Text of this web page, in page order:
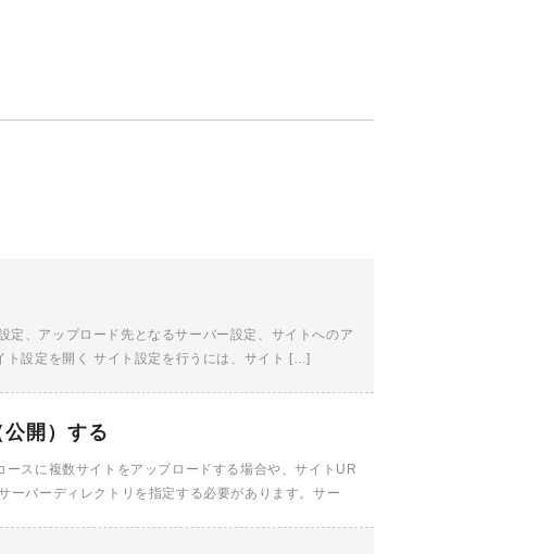
、アップロード先となるサーバー設定、サイトへのア
ト設定を開く サイト設定を行うには、サイト […]
開）する
スに複数サイトをアップロードする場合や、サイトUR
ーバーディレクトリを指定する必要があります。サー